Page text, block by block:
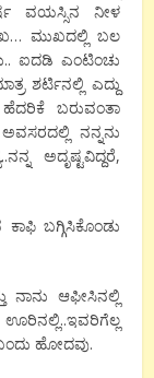
ವಯಸ್ಸಿನ ನೀಳ
ಮುಖದಲ್ಲಿ ಬಲ
ಐದಡಿ ಎಂಟಿಂಚು
ಶರ್ಟಿನಲ್ಲಿ ಎದ್ದು
ಹೆದರಿಕೆ ಬರುವಂತಾ
ನನ್ನನು
ಅದೃಷ್ಟವಿದ್ದರೆ,
ಬಗ್ಗಿಸಿಕೊಂಡು
ನಾನು ಆಫೀಸಿನಲ್ಲಿ
ಊರಿನಲ್ಲಿ..ಇವರಿಗೆಲ್ಲ
ಹೋದವು.